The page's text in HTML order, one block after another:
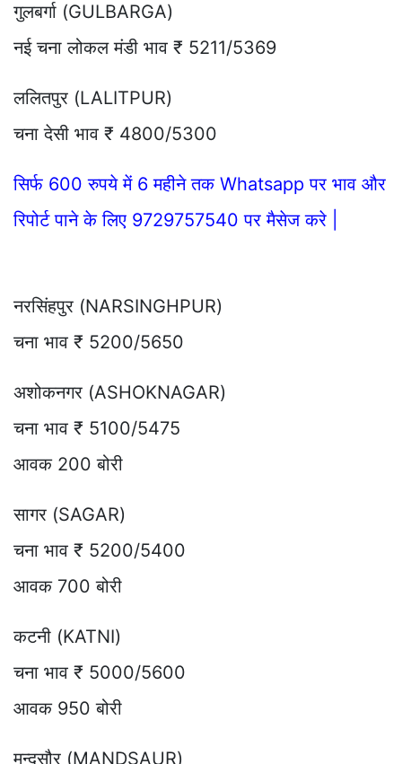
गुलबर्गा (GULBARGA)
नई चना लोकल मंडी भाव ₹ 5211/5369
ललितपुर (LALITPUR)
चना देसी भाव ₹ 4800/5300
सिर्फ 600 रुपये में 6 महीने तक Whatsapp पर भाव और
रिपोर्ट पाने के लिए 9729757540 पर मैसेज करे |
नरसिंहपुर (NARSINGHPUR)
चना भाव ₹ 5200/5650
अशोकनगर (ASHOKNAGAR)
चना भाव ₹ 5100/5475
आवक 200 बोरी
सागर (SAGAR)
चना भाव ₹ 5200/5400
आवक 700 बोरी
कटनी (KATNI)
चना भाव ₹ 5000/5600
आवक 950 बोरी
मन्दसौर (MANDSAUR)